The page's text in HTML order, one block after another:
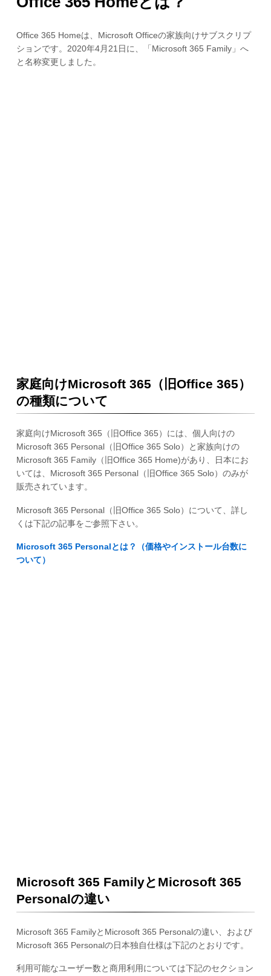
Office 365 Homeは、Microsoft Officeの家族向けサブスクリプ
ションです。2020年4月21日に、「Microsoft 365 Family」へ
と名称変更しました。
家庭向けMicrosoft 365（旧Office 365）
の種類について
家庭向けMicrosoft 365（旧Office 365）には、個人向けの
Microsoft 365 Personal（旧Office 365 Solo）と家族向けの
Microsoft 365 Family（旧Office 365 Home)があり、日本にお
いては、Microsoft 365 Personal（旧Office 365 Solo）のみが
販売されています。
Microsoft 365 Personal（旧Office 365 Solo）について、詳し
くは下記の記事をご参照下さい。
Microsoft 365 Personalとは？（価格やインストール台数に
ついて）
Microsoft 365 FamilyとMicrosoft 365
Personalの違い
Microsoft 365 FamilyとMicrosoft 365 Personalの違い、および
Microsoft 365 Personalの日本独自仕様は下記のとおりです。
利用可能なユーザー数と商用利用については下記のセクション